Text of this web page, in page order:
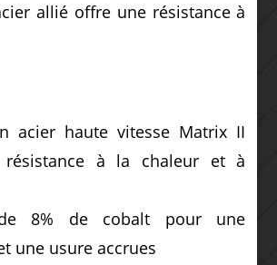
allié offre une résistance à
acier haute vitesse Matrix II
à la chaleur et à
8% de cobalt pour une
une usure accrues